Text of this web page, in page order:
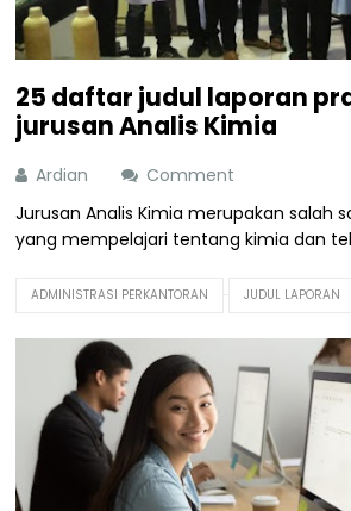
25 daftar judul laporan
jurusan Analis Kimia
Ardian
Comment
Jurusan Analis Kimia merupakan salah
yang mempelajari tentang kimia dan
ADMINISTRASI PERKANTORAN JUDUL LAPORAN